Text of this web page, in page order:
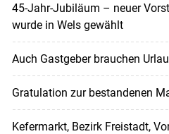
45-Jahr-Jubiläum – neuer
wurde in Wels gewählt
Auch Gastgeber brauchen
Gratulation zur bestandenen
Kefermarkt, Bezirk Freistadt,